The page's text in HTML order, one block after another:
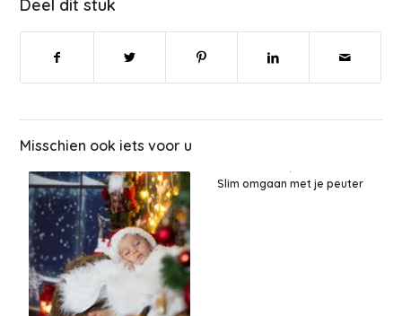
Deel dit stuk
Misschien ook iets voor u
Slim omgaan met je peuter